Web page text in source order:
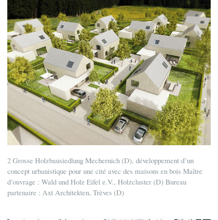
2 Grosse Holzbausiedlung Mechernich (D), développement d’un
concept urbanistique pour une cité avec des maisons en bois Maître
d’ouvrage : Wald und Holz Eifel e.V., Holzcluster (D) Bureau
partenaire : Axt Architekten, Trèves (D)